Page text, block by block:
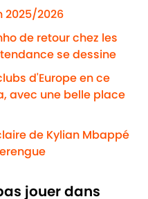
2025/2026
de retour chez les
se dessine
d'Europe en ce
avec une belle place
de Kylian Mbappé
jouer dans